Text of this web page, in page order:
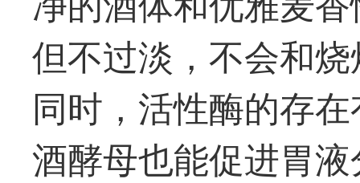
但不过淡，不会和
同时，活性酶的存
酒酵母也能促进胃